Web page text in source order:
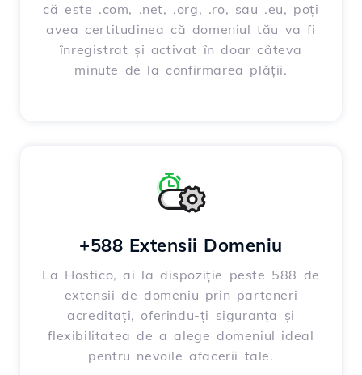
că este .com, .net, .org, .ro, sau .eu, poți
avea certitudinea că domeniul tău va fi
înregistrat și activat în doar câteva
minute de la confirmarea plății.
+588 Extensii Domeniu
La Hostico, ai la dispoziție peste 588 de
extensii de domeniu prin parteneri
acreditați, oferindu-ți siguranța și
flexibilitatea de a alege domeniul ideal
pentru nevoile afacerii tale.